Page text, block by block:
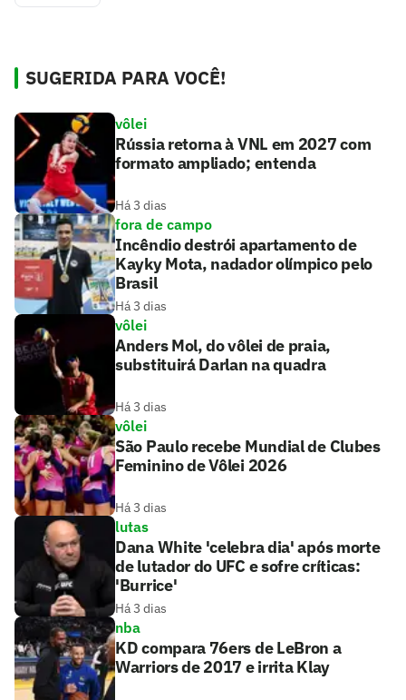
SUGERIDA PARA VOCÊ!
vôlei
Rússia retorna à VNL em 2027 com
formato ampliado; entenda
Há 3 dias
fora de campo
Incêndio destrói apartamento de
Kayky Mota, nadador olímpico pelo
Brasil
Há 3 dias
vôlei
Anders Mol, do vôlei de praia,
substituirá Darlan na quadra
Há 3 dias
vôlei
São Paulo recebe Mundial de Clubes
Feminino de Vôlei 2026
Há 3 dias
lutas
Dana White 'celebra dia' após morte
de lutador do UFC e sofre críticas:
'Burrice'
Há 3 dias
nba
KD compara 76ers de LeBron a
Warriors de 2017 e irrita Klay